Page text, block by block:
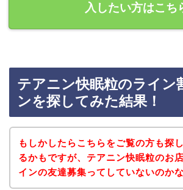
入したい方はこち
テアニン快眠粒のライン
ンを探してみた結果！
もしかしたらこちらをご覧の方も探
るかもですが、テアニン快眠粒のお
インの友達募集ってしていないのかな